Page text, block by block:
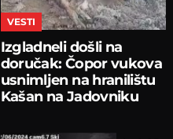
VESTI
Izgladneli došli na
doručak: Čopor vukova
usnimljen na hranilištu
Kašan na Jadovniku